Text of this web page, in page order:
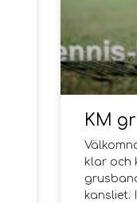
KM
klar och
kansliet.